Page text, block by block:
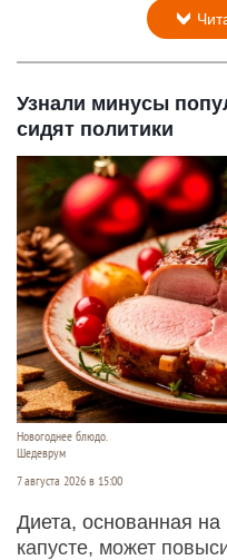
Узнали минусы
сидят политики
Новогоднее блюдо.
Шедеврум
7 августа 2026 в 15:00
Диета, основанная
капусте, может